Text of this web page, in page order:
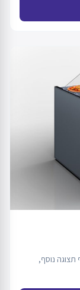
תצוגה נוסף,